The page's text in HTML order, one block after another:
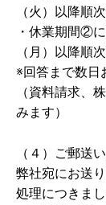
（火）以降順
・休業期間②
（月）以降順
※回答まで数日
（資料請求、
みます）
（４）ご郵送
弊社宛にお送
処理につきま